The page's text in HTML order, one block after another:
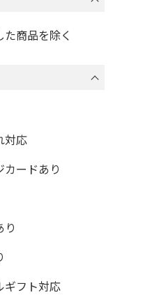
商品を除く
対応
カードあり
り
ギフト対応